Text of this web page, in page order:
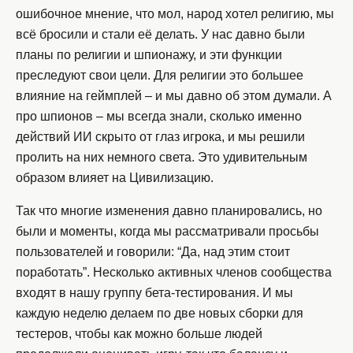
ошибочное мнение, что мол, народ хотел религию, мы
всё бросили и стали её делать. У нас давно были
планы по религии и шпионажу, и эти функции
преследуют свои цели. Для религии это большее
влияние на геймплей – и мы давно об этом думали. А
про шпионов – мы всегда знали, сколько именно
действий ИИ скрыто от глаз игрока, и мы решили
пролить на них немного света. Это удивительным
образом влияет на Цивилизацию.
Так что многие изменения давно планировались, но
были и моменты, когда мы рассматривали просьбы
пользователей и говорили: “Да, над этим стоит
поработать”. Несколько активных членов сообщества
входят в нашу группу бета-тестирования. И мы
каждую неделю делаем по две новых сборки для
тестеров, чтобы как можно больше людей